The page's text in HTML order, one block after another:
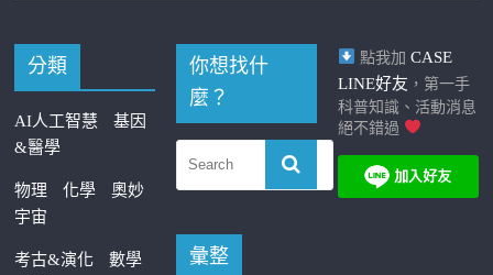
分類
AI人工智慧
基因
&醫學
物理 化學
奧妙
宇宙
考古&演化
數學
你想找什
麼？
彙整
點我加 CASE
LINE好友 ，第一手
科普知識、活動消息
絕不錯過